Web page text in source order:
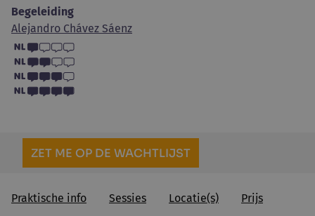
Begeleiding
Alejandro Chávez Sáenz
ZET ME OP DE WACHTLIJST
Praktische info Sessies Locatie(s) Prijs